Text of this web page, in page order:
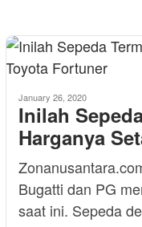
January 26, 2020
Inilah
Harganya
Bugatti dan PG
saat ini. Sepeda